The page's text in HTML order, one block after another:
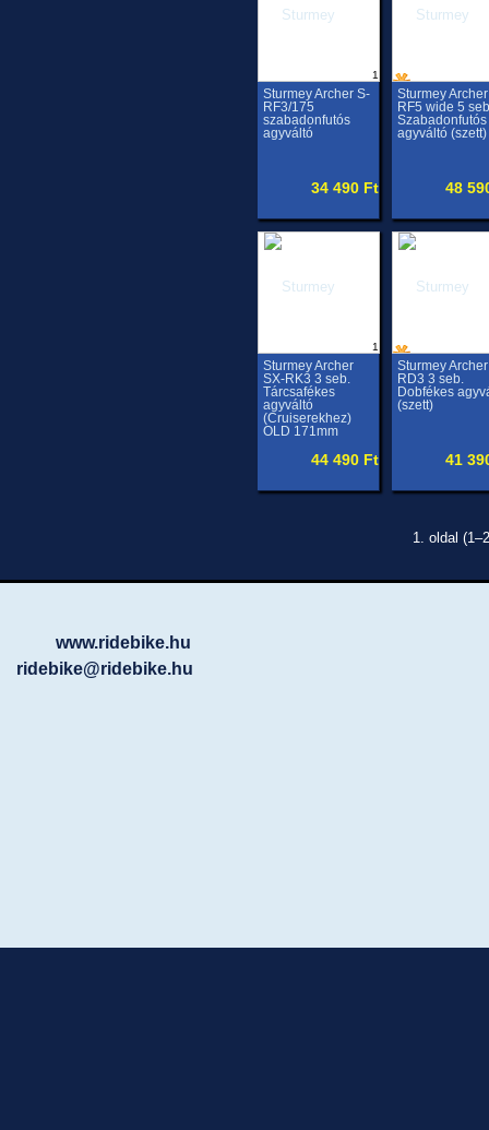
1
Sturmey Archer S-
RF3/175
szabadonfutós
agyváltó
34 490 Ft
Sturmey
RF5 wide 5
Szabadonfutós
agyváltó (szett)
48
1
Sturmey Archer
SX-RK3 3 seb.
Tárcsafékes
agyváltó
(Cruiserekhez)
OLD 171mm
44 490 Ft
Sturmey
RD3 3 seb.
Dobfékes
(szett)
41
1. oldal
www.ridebike.hu
ridebike@ridebike.hu